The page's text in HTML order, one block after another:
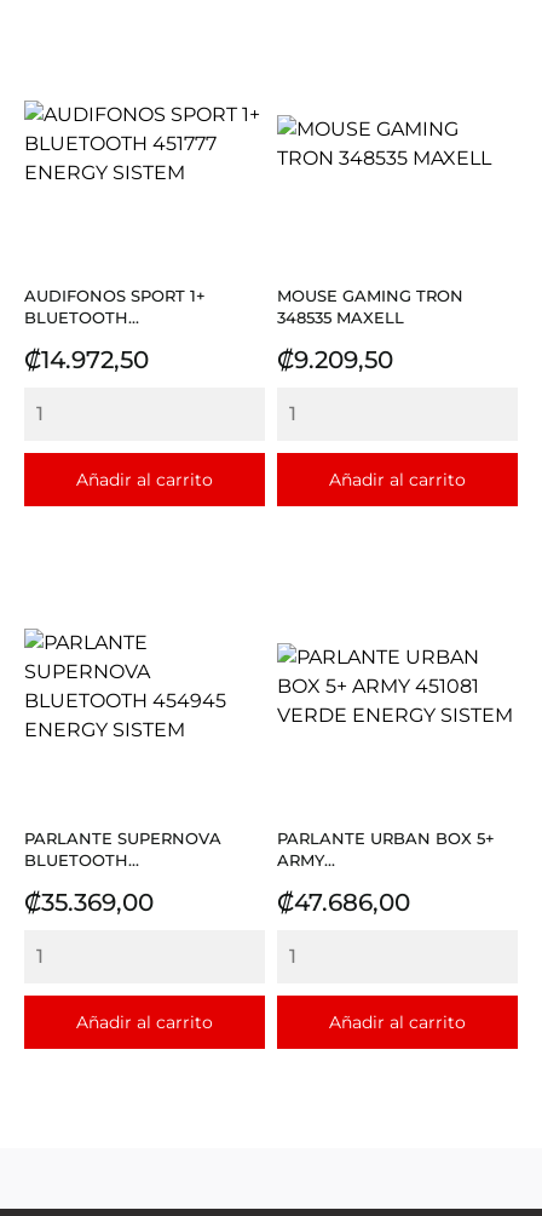
AUDIFONOS SPORT 1+
BLUETOOTH...
Precio
₡14.972,50
Añadir al carrito
MOUSE GAMING TRON
348535 MAXELL
Precio
₡9.209,50
Añadir al carrito
PARLANTE SUPERNOVA
BLUETOOTH...
Precio
₡35.369,00
Añadir al carrito
PARLANTE URBAN BOX 5+
ARMY...
Precio
₡47.686,00
Añadir al carrito